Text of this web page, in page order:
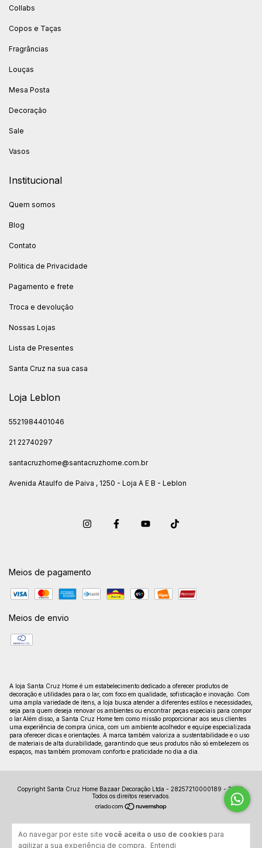
Ao navegar por este site você aceita o uso de cookies para
agilizar a sua experiência de compra. Entendi
Collabs
Copos e Taças
Fragrâncias
Louças
Mesa Posta
Decoração
Sale
Vasos
Institucional
Quem somos
Blog
Contato
Politica de Privacidade
Pagamento e frete
Troca e devolução
Nossas Lojas
Lista de Presentes
Santa Cruz na sua casa
Loja Leblon
5521984401046
21 22740297
santacruzhome@santacruzhome.com.br
Avenida Ataulfo de Paiva , 1250 - Loja A E B - Leblon
Meios de pagamento
Meios de envio
A loja Santa Cruz Home é um estabelecimento dedicado a oferecer produtos de
decoração e utilidades para o lar, com foco em qualidade, sofisticação e inovação. Com
uma ampla variedade de itens, a loja busca atender a diferentes estilos e necessidades,
seja para quem deseja renovar os ambientes ou encontrar peças especiais para compor
o lar.Além disso, a Santa Cruz Home tem como missão proporcionar aos seus clientes
uma experiência de compra única, com um ambiente acolhedor e equipe especializada
para oferecer dicas e orientações. A marca também valoriza a sustentabilidade e o uso
de materiais de alta durabilidade, garantindo que seus produtos não só embelezem os
espaços, mas também promovam conforto e praticidade no dia a dia.
Copyright Santa Cruz Home Bazaar Decoração Ltda - 28257210000189 - 2026.
Todos os direitos reservados.